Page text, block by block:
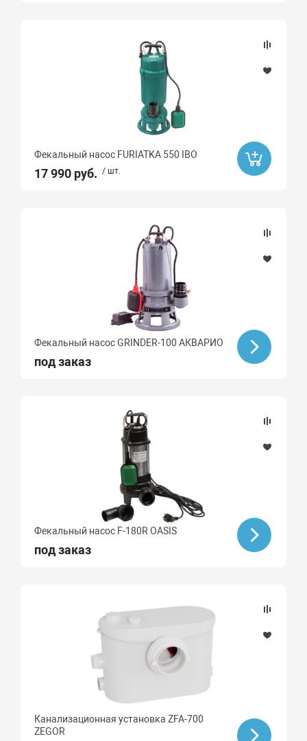
Фекальный насос FURIATKA 550 IBO
17 990 руб. / шт.
Фекальный насос GRINDER-100 АКВАРИО
под заказ
Фекальный насос F-180R OASIS
под заказ
Канализационная установка ZFA-700
ZEGOR